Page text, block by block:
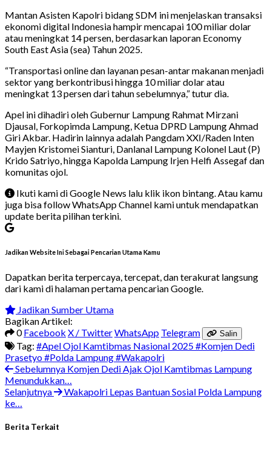
Mantan Asisten Kapolri bidang SDM ini menjelaskan transaksi
ekonomi digital Indonesia hampir mencapai 100 miliar dolar
atau meningkat 14 persen, berdasarkan laporan Economy
South East Asia (sea) Tahun 2025.
“Transportasi online dan layanan pesan-antar makanan menjadi
sektor yang berkontribusi hingga 10 miliar dolar atau
meningkat 13 persen dari tahun sebelumnya,” tutur dia.
Apel ini dihadiri oleh Gubernur Lampung Rahmat Mirzani
Djausal, Forkopimda Lampung, Ketua DPRD Lampung Ahmad
Giri Akbar. Hadirin lainnya adalah Pangdam XXI/Raden Inten
Mayjen Kristomei Sianturi, Danlanal Lampung Kolonel Laut (P)
Krido Satriyo, hingga Kapolda Lampung Irjen Helfi Assegaf dan
komunitas ojol.
Ikuti kami di Google News lalu klik ikon bintang. Atau kamu
juga bisa follow WhatsApp Channel kami untuk mendapatkan
update berita pilihan terkini.
Jadikan Website Ini Sebagai Pencarian Utama Kamu
Dapatkan berita terpercaya, tercepat, dan terakurat langsung
dari kami di halaman pertama pencarian Google.
Jadikan Sumber Utama
Bagikan Artikel:
0Facebook X / TwitterWhatsApp Telegram Salin
Tag: #Apel Ojol Kamtibmas Nasional 2025#Komjen Dedi
Prasetyo#Polda Lampung#Wakapolri
Sebelumnya Komjen Dedi Ajak Ojol Kamtibmas Lampung
Menundukkan…
Selanjutnya
Wakapolri Lepas Bantuan Sosial Polda Lampung
ke…
Berita Terkait